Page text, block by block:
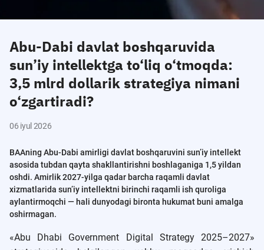
Abu-Dabi davlat boshqaruvida
sun’iy intellektga to‘liq o‘tmoqda:
3,5 mlrd dollarik strategiya nimani
o‘zgartiradi?
06 iyul 2026
BAAning Abu-Dabi amirligi davlat boshqaruvini sun’iy intellekt
asosida tubdan qayta shakllantirishni boshlaganiga 1,5 yildan
oshdi. Amirlik 2027-yilga qadar barcha raqamli davlat
xizmatlarida sun’iy intellektni birinchi raqamli ish quroliga
aylantirmoqchi — hali dunyodagi bironta hukumat buni amalga
oshirmagan.
«Abu Dhabi Government Digital Strategy 2025–2027»